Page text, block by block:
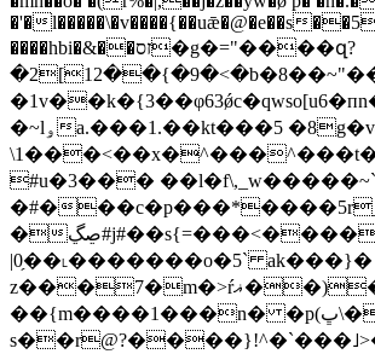
�'�l�����\�v����{��uǣ�@�e��s
����hbi�&��זס�g�="����զ?
�~lۅa.���1.��kt���5 �8g�v8���=z�
#u�3���
�#�
�ڝڲ#j#��s{=���<�����s��i���m�y�!mj�9�\����d��o�=* [��o���
|0̗��˪�������o�5` ak���}�
z���7�m�>ŕޣ��)�
��{m����1���n� �p(ڀ\�#�